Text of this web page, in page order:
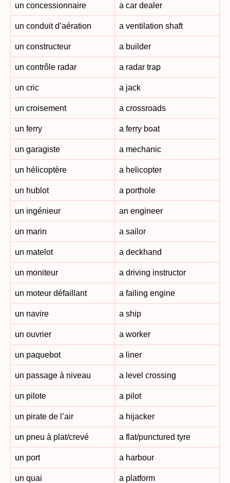
un concessionnaire a car dealer
un conduit d’aération a ventilation shaft
un constructeur a builder
un contrôle radar a radar trap
un cric a jack
un croisement a crossroads
un ferry a ferry boat
un garagiste a mechanic
un hélicoptère a helicopter
un hublot a porthole
un ingénieur an engineer
un marin a sailor
un matelot a deckhand
un moniteur a driving instructor
un moteur défaillant a failing engine
un navire a ship
un ouvrier a worker
un paquebot a liner
un passage à niveau a level crossing
un pilote a pilot
un pirate de l’air a hijacker
un pneu à plat/crevé a flat/punctured tyre
un port a harbour
un quai a platform